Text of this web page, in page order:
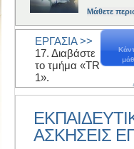
Μάθετε
ΕΡΓΑΣΙΑ >>
17. Διαβάστε
το τμήμα «TR
1».
ΑΣΚΗΣΕΙΣ